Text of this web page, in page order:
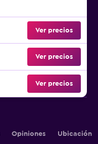
Ver precios
Ver precios
Ver precios
Opiniones Ubicación